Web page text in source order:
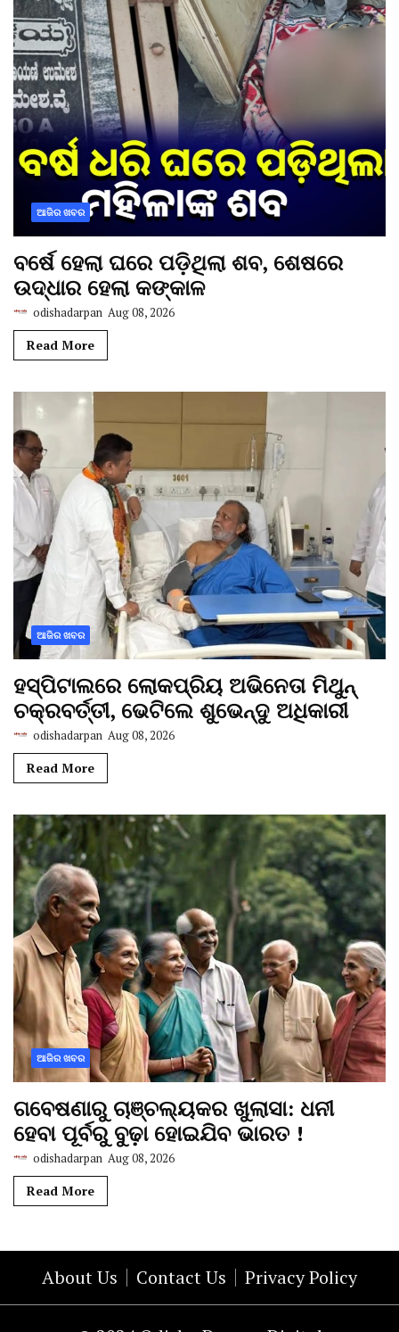
ଆଜିର ଖବର
ବର୍ଷେ ହେଲା ଘରେ ପଡ଼ିଥିଲା ଶବ, ଶେଷରେ
ଉଦ୍ଧାର ହେଲା କଙ୍କାଳ
odishadarpan Aug 08, 2026
Read More
ଆଜିର ଖବର
ହସ୍ପିଟାଲରେ ଲୋକପ୍ରିୟ ଅଭିନେତା ମିଥୁନ୍
ଚକ୍ରବର୍ତ୍ତୀ, ଭେଟିଲେ ଶୁଭେନ୍ଦୁ ଅଧିକାରୀ
odishadarpan Aug 08, 2026
Read More
ଆଜିର ଖବର
ଗବେଷଣାରୁ ଚାଞ୍ଚଲ୍ୟକର ଖୁଲାସା: ଧନୀ
ହେବା ପୂର୍ବରୁ ବୁଢ଼ା ହୋଇଯିବ ଭାରତ !
odishadarpan Aug 08, 2026
Read More
About Us Contact Us Privacy Policy